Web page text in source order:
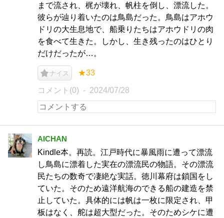
まで流され、梶が壊れ、帆柱を倒し、漂流した。
彼らが辿り着いたのは鳥島だった。鳥島はアホウ
ドリの大生息地で、船乗りたちはアホウドリの肉
を食べて生きた。しかし、生き残ったのはひとり
だけだったが…。
ナイス ★33
コメント(0) 2024/07/28
AICHAN
Kindle本。再読。江戸時代に暴風雨に遭って漂流
し鳥島に漂着した実在の漂流民の物語。その漂流
民たちの数奇で凄絶な実話。徳川幕府は鎖国をし
ていた。そのため遠洋航海のできる船の建造を禁
止していた。具体的には帆は一枚に限定され、甲
板はなく、舵は超大型だった。そのためシケに遭